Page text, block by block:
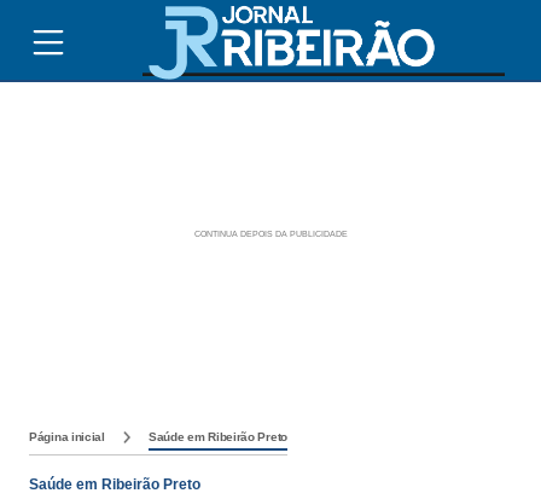
Página inicial Saúde em Ribeirão Preto
Saúde em Ribeirão Preto